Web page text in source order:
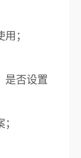
；
是否设置